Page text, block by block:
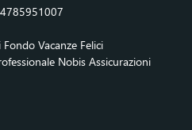
Vacanze Felici
Nobis Assicurazioni